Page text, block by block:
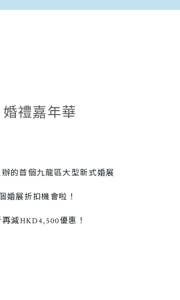
禮嘉年華
的首個九龍區大型新式婚展
婚展折扣機會啦！
減HKD4,500優惠！